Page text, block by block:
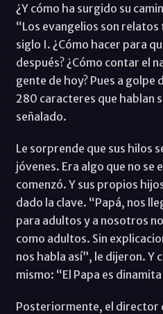
¿Y cómo ha surgido su
“Los evangelios son
siglo I. ¿Cómo hacer para
después? ¿Cómo contar el
gente de hoy? Pues a
280 caracteres que hablan
señalado.
Le sorprende que sus hilos
jóvenes. Era algo que no se
comenzó. Y sus propios
dado la clave. “Papá, nos
para adultos y a nosotros
como adultos. Sin
nos habla así”, le dijeron. Y
mismo: “El Papa es
Posteriormente, el director